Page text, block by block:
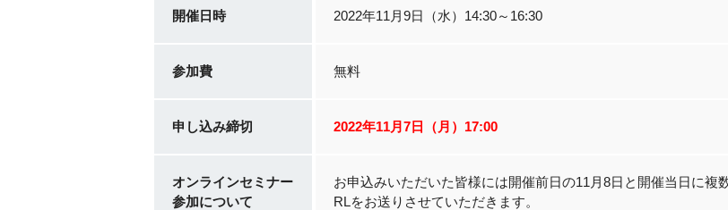
開催日時 2022年11月9日（水）14:30～16:30
参加費 無料
申し込み締切 2022年11月7日（月）17:00
オンラインセミナー
参加について
お申込みいただいた皆様には開催前日の11月8日と開催当日に
RLをお送りさせていただきます。